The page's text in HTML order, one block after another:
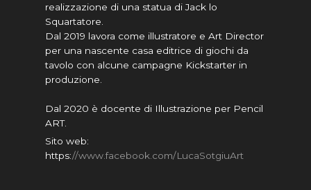
realizzazione di una statua di Jack lo
Squartatore.
Dal 2019 lavora come illustratore e Art Director
per una nascente casa editrice di giochi da
tavolo con alcune campagne Kickstarter in
produzione.
Dal 2020 è docente di Illustrazione per Pencil
ART.
Sito web:
https://www.facebook.com/LucaSotgiuArt